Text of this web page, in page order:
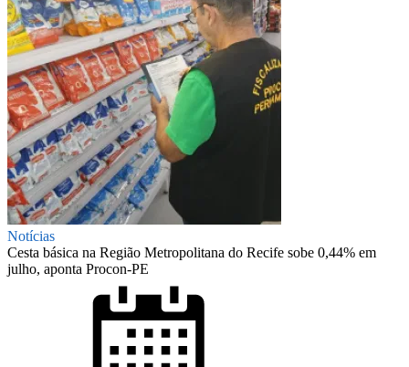
Notícias
Cesta básica na Região Metropolitana do Recife sobe 0,44% em
julho, aponta Procon-PE